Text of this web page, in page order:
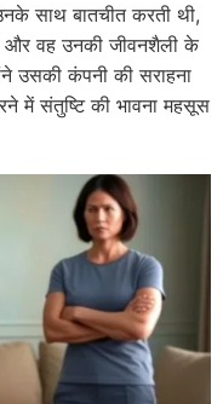
साथ बातचीत करती थी,
और वह उनकी जीवनशैली के
उसकी कंपनी की सराहना
में संतुष्टि की भावना महसूस